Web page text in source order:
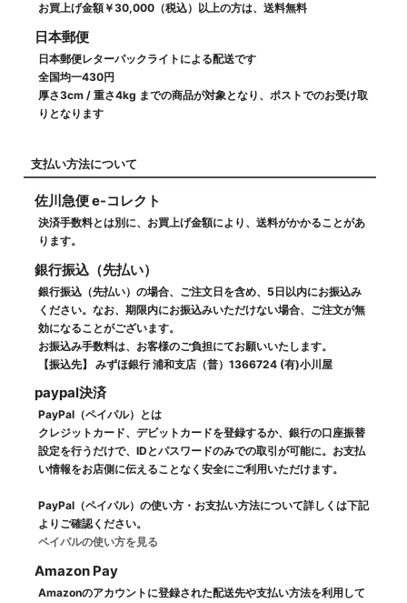
お買上げ金額￥30,000（税込）以上の方は、送料無料
日本郵便
日本郵便レターパックライトによる配送です
全国均一430円
厚さ3cm / 重さ4kg までの商品が対象となり、ポストでのお受け取
りとなります
支払い方法について
佐川急便 e-コレクト
決済手数料とは別に、お買上げ金額により、送料がかかることがあ
ります。
銀行振込（先払い）
銀行振込（先払い）の場合、ご注文日を含め、5日以内にお振込み
ください。なお、期限内にお振込みいただけない場合、ご注文が無
効になることがございます。
お振込み手数料は、お客様のご負担にてお願いいたします。
【振込先】 みずほ銀行 浦和支店（普）1366724 (有)小川屋
paypal決済
PayPal（ペイパル）とは
クレジットカード、デビットカードを登録するか、銀行の口座振替
設定を行うだけで、IDとパスワードのみでの取引が可能に。お支払
い情報をお店側に伝えることなく安全にご利用いただけます。
PayPal（ペイパル）の使い方・お支払い方法について詳しくは下記
よりご確認ください。
ペイパルの使い方を見る
Amazon Pay
Amazonのアカウントに登録された配送先や支払い方法を利用して